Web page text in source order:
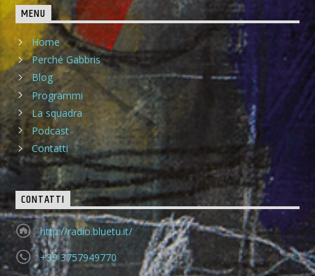
MENU
Home
Perché Gabbris
Blog
Programmi
La squadra
Podcast
Contatti
CONTATTI
http://radio.bluetu.it/
+39 3757949770